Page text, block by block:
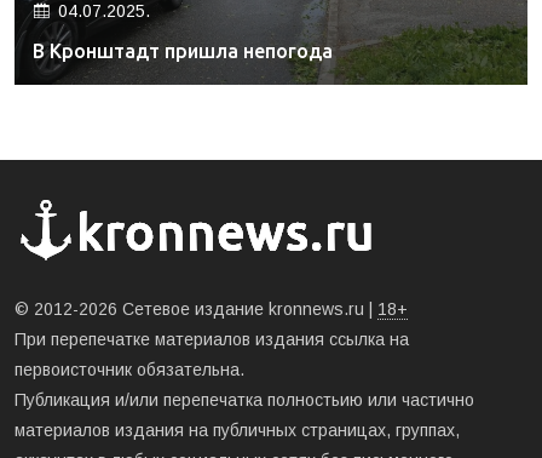
04.07.2025.
В Кронштадт пришла непогода
© 2012-2026 Сетевое издание kronnews.ru | 18+
При перепечатке материалов издания ссылка на
первоисточник обязательна.
Публикация и/или перепечатка полностьию или частично
материалов издания на публичных страницах, группах,